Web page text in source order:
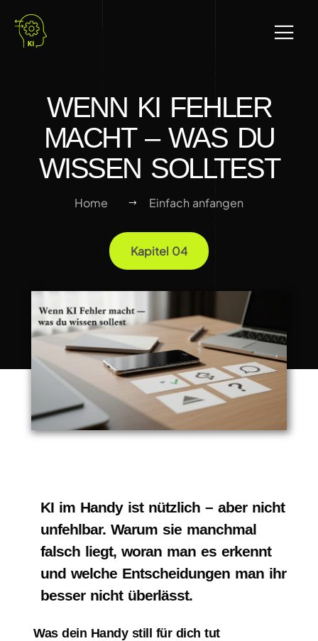
WENN KI FEHLER
MACHT – WAS DU
WISSEN SOLLTEST
Home Einfach anfangen
Kapitel 04
KI im Handy ist nützlich – aber nicht
unfehlbar. Warum sie manchmal
falsch liegt, woran man es erkennt
und welche Entscheidungen man ihr
besser nicht überlässt.
Was dein Handy still für dich tut